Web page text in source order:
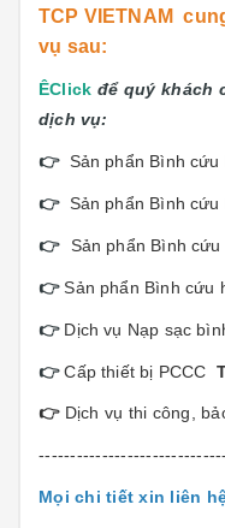
TCP VIETNAM
vụ sau:
ÊClick để quý khách
dịch vụ:
👉 Sản phẩn Bình
👉 Sản phẩn Bình
👉 Sản phẩn Bình
👉Sản phẩn Bình cứu
👉 Dịch vụ Nạp sạc
👉Cấp thiết bị PCCC
👉 Dịch vụ thi công,
Mọi chi tiết xin liên